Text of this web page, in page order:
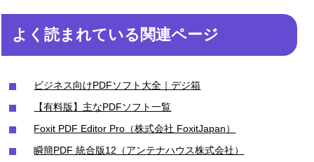
よく読まれている関連ページ
ビジネス向けPDFソフト大全｜デジ箱
【有料版】主なPDFソフト一覧
Foxit PDF Editor Pro（株式会社 FoxitJapan）
瞬簡PDF 統合版12（アンテナハウス株式会社）